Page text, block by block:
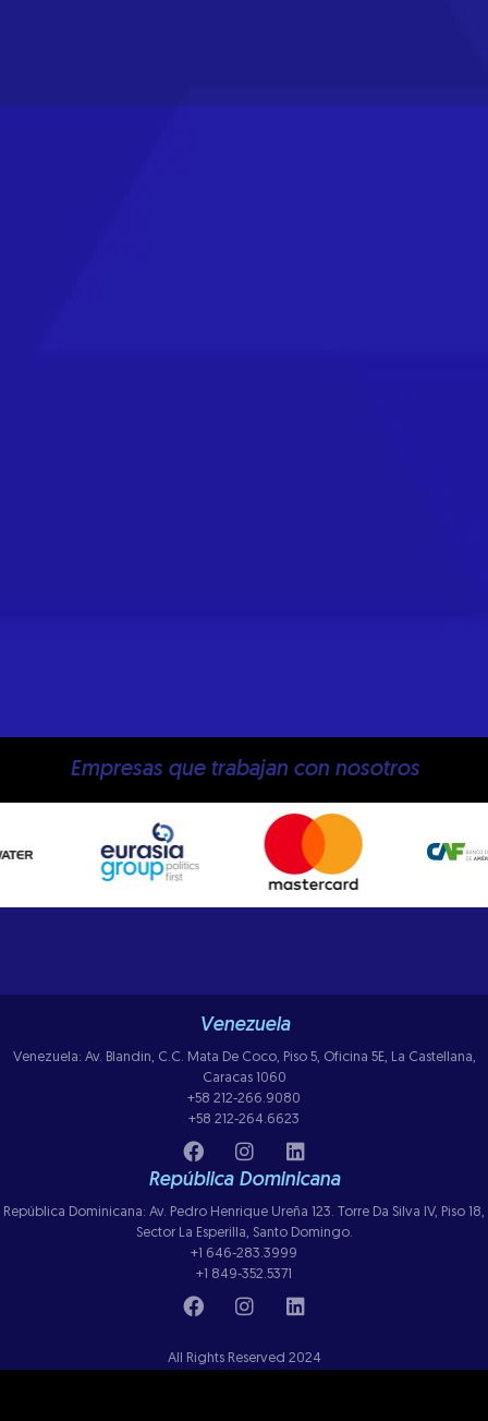
Empresas que trabajan con nosotros
Venezuela
Venezuela: Av. Blandin, C.C. Mata De Coco, Piso 5, Oficina 5E, La Castellana,
Caracas 1060
+58 212-266.9080
+58 212-264.6623
República Dominicana
República Dominicana: Av. Pedro Henrique Ureña 123. Torre Da Silva IV, Piso 18,
Sector La Esperilla, Santo Domingo.
+1 646-283.3999
+1 849-352.5371
All Rights Reserved 2024